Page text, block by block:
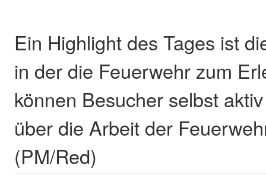
Ein Highlight des Tages ist
in der die Feuerwehr zum
können Besucher selbst
über die Arbeit der
(PM/Red)